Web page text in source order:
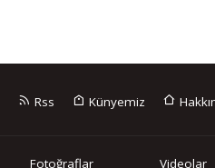
Rss Künyemiz
Fotoğraflar Videolar